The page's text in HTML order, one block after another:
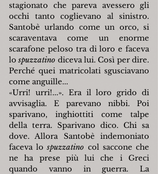
stagionato che pareva avessero gli
occhi tanto coglievano al sinistro.
Santobè urlando come un orco, si
scaraventava come un enorme
scarafone peloso tra di loro e faceva
lo spuzzatino diceva lui. Così per dire.
Perché quei matricolati sgusciavano
come anguille...
«Urri! urri!...». Era il loro grido di
avvisaglia. E parevano nibbi. Poi
sparivano, inghiottiti come talpe
della terra. Sparivano dico. Chi sa
dove. Allora Santobè indemoniato
faceva lo spuzzatino col saccone che
ne ha prese più lui che i Greci
quando vanno in guerra. La